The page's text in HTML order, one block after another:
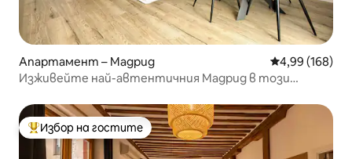
Апартамент – Мадрид Средна
4,99 (168)
Изживейте най-автентичния Мадрид в този
Най-популярен избор на гостите
Избор на гостите